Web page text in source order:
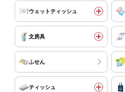
ウェットティッシュ
文房具
ふせん
ティッシュ